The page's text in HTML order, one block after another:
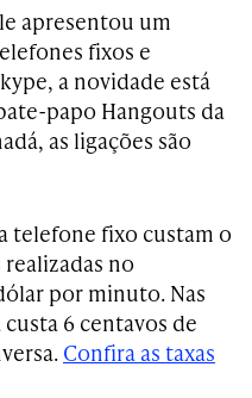
apresentou um
fixos e
a novidade está
papo Hangouts da
as ligações são
telefone fixo custam o
no
por minuto. Nas
6 centavos de
Confira as taxas